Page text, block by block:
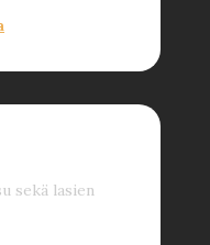
sekä lasien